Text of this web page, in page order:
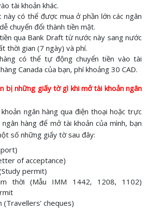
tài khoản khác.
này có thể được mua ở phần lớn các ngân
chuyển đổi thành tiền mặt.
qua Bank Draft từ nước này sang nước
thời gian (7 ngày) và phí.
có thể tự động chuyển tiền vào tài
Canada của bạn, phí khoảng 30 CAD.
bị những giấy tờ gì khi mở tài khoản ngân
ngân hàng qua điện thoại hoặc trực
hàng để mở tài khoản của mình, bạn
số những giấy tờ sau đây:
of acceptance)
permit)
thời (Mẫu IMM 1442, 1208, 1102)
(Travellers’ cheques)